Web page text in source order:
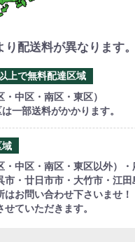
り配送料が異なります。
上で無料配達区域
・中区・南区・東区）
一部送料がかかります。
・中区・南区・東区以外）・
市・廿日市市・大竹市・江田
はお問い合わせ下さいませ！
ていただきます。